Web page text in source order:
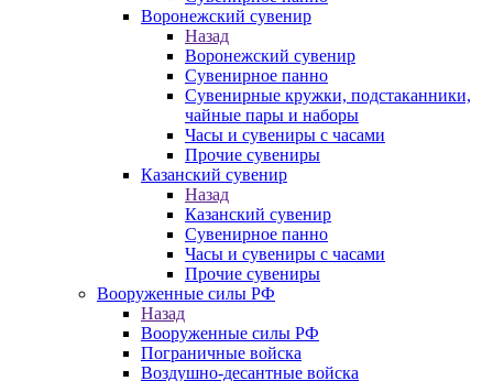
Воронежский сувенир
Назад
Воронежский сувенир
Сувенирное панно
Сувенирные кружки, подстаканники,
чайные пары и наборы
Часы и сувениры с часами
Прочие сувениры
Казанский сувенир
Назад
Казанский сувенир
Сувенирное панно
Часы и сувениры с часами
Прочие сувениры
Вооруженные силы РФ
Назад
Вооруженные силы РФ
Пограничные войска
Воздушно-десантные войска